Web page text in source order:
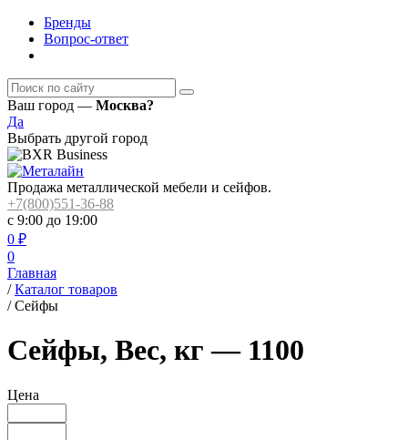
Бренды
Вопрос-ответ
Ваш город — Москва?
Да
Выбрать другой город
Продажа металлической мебели и сейфов.
+7(800)551-36-88
с 9:00 до 19:00
0 ₽
0
Главная
/ Каталог товаров
/ Сейфы
Сейфы, Вес, кг — 1100
Цена